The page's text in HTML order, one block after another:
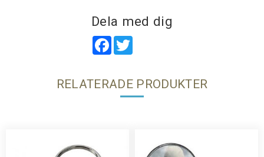
Dela med dig
Facebook
RELATERADE PRODUKTER